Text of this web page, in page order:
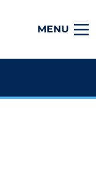
MENU